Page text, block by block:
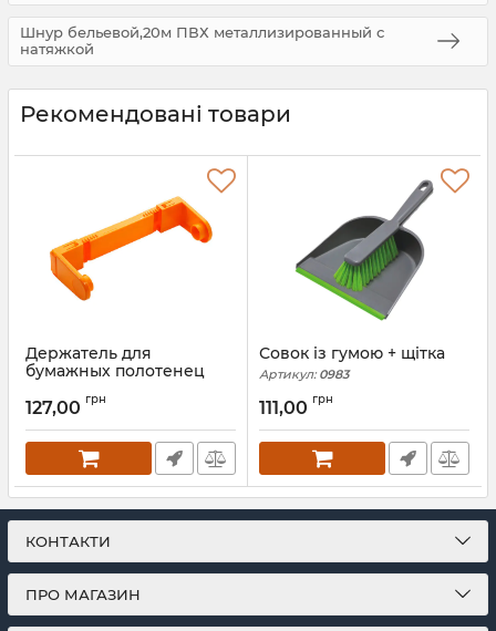
Шнур бельевой,20м ПВХ металлизированный с
натяжкой
Рекомендовані товари
Держатель для
бумажных полотенец
Артикул: 6143
127,00 грн
Совок із гумою + щітка
Артикул: 0983
111,00 грн
КОНТАКТИ
ПРО МАГАЗИН